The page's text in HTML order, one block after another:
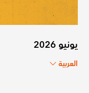
يونيو 2026
العربية